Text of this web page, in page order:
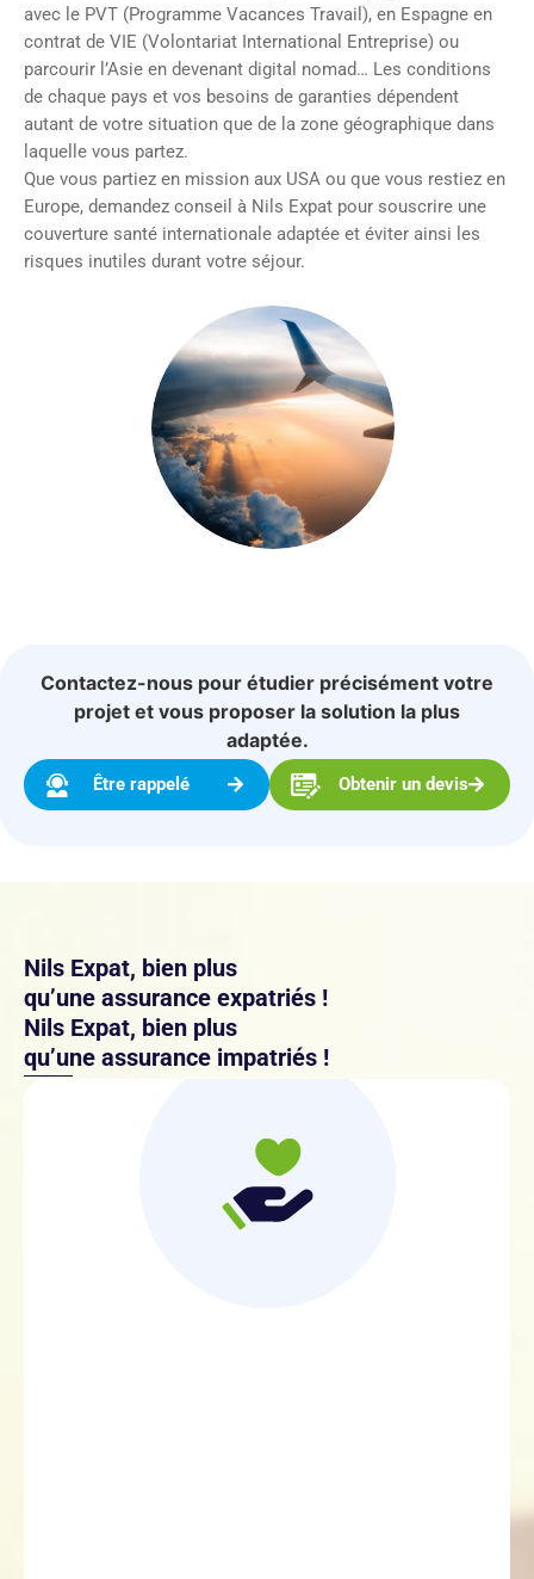
avec le PVT (Programme Vacances Travail), en Espagne en
contrat de VIE (Volontariat International Entreprise) ou
parcourir l’Asie en devenant digital nomad… Les conditions
de chaque pays et vos besoins de garanties dépendent
autant de votre situation que de la zone géographique dans
laquelle vous partez.
Que vous partiez en mission aux USA ou que vous restiez en
Europe, demandez conseil à Nils Expat pour souscrire une
couverture santé internationale adaptée et éviter ainsi les
risques inutiles durant votre séjour.
Contactez-nous pour étudier précisément votre
projet et vous proposer la solution la plus
adaptée.
Être rappelé Obtenir un devis
Nils Expat, bien plus
qu’une assurance expatriés !
Nils Expat, bien plus
qu’une assurance impatriés !